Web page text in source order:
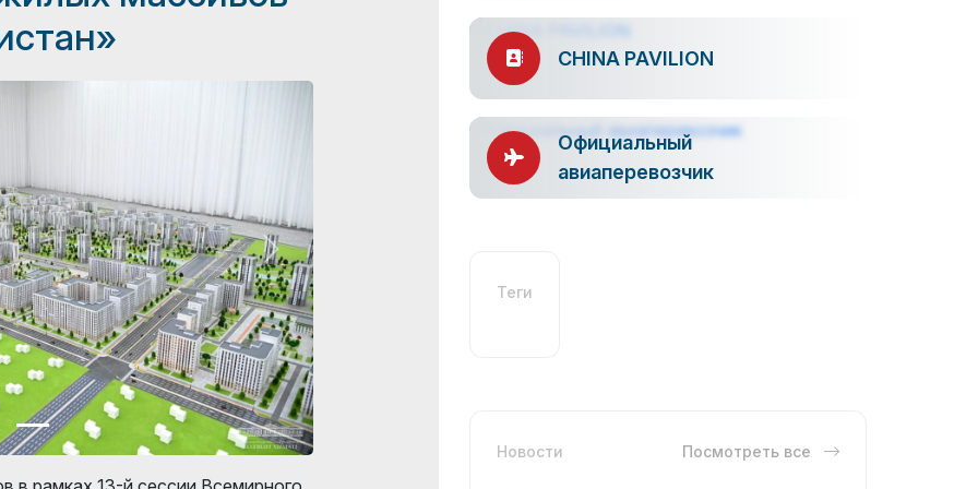
CHINA PAVILION
Официальный
авиаперевозчик
Теги
Новости Посмотреть все